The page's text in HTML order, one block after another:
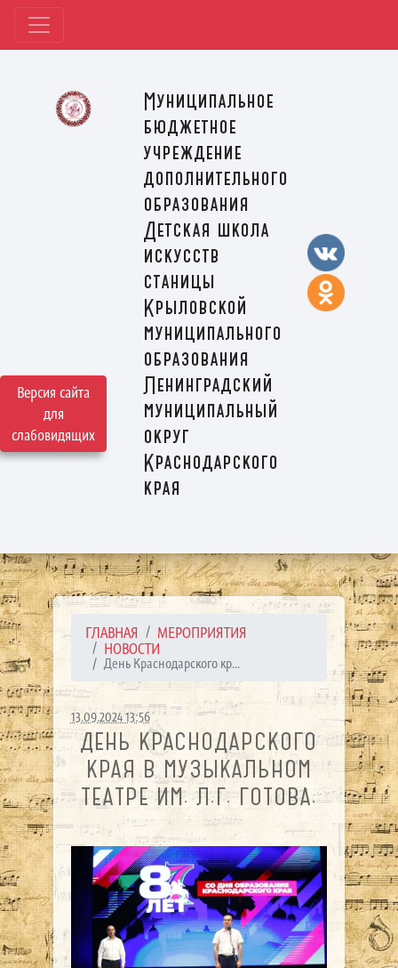
Версия сайта
для
слабовидящих
Муниципальное
бюджетное
учреждение
дополнительного
образования
Детская школа
искусств
станицы
Крыловской
муниципального
образования
Ленинградский
муниципальный
округ
Краснодарского
края
ГЛАВНАЯ
МЕРОПРИЯТИЯ
НОВОСТИ
День Краснодарского кр...
13.09.2024 13:56
ДЕНЬ КРАСНОДАРСКОГО
КРАЯ В МУЗЫКАЛЬНОМ
ТЕАТРЕ ИМ. Л.Г. ГОТОВА.